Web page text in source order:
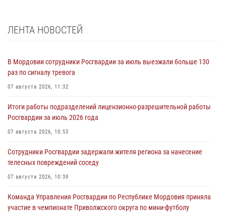
ЛЕНТА НОВОСТЕЙ
В Мордовии сотрудники Росгвардии за июль выезжали больше 130
раз по сигналу тревога
07 августа 2026, 11:32
Итоги работы подразделений лицензионно-разрешительной работы
Росгвардии за июль 2026 года
07 августа 2026, 10:53
Сотрудники Росгвардии задержали жителя региона за нанесение
телесных повреждений соседу
07 августа 2026, 10:39
Команда Управления Росгвардии по Республике Мордовия приняла
участие в чемпионате Приволжского округа по мини-футболу